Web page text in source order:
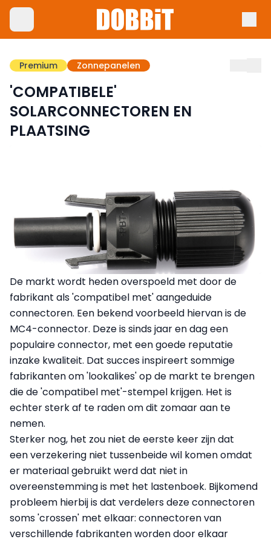
Premium Zonnepanelen
'COMPATIBELE'
SOLARCONNECTOREN EN
PLAATSING
De markt wordt heden overspoeld met door de
fabrikant als 'compatibel met' aangeduide
connectoren. Een bekend voorbeeld hiervan is de
MC4-connector. Deze is sinds jaar en dag een
populaire connector, met een goede reputatie
inzake kwaliteit. Dat succes inspireert sommige
fabrikanten om 'lookalikes' op de markt te brengen
die de 'compatibel met'-stempel krijgen. Het is
echter sterk af te raden om dit zomaar aan te
nemen.
Sterker nog, het zou niet de eerste keer zijn dat
een verzekering niet tussenbeide wil komen omdat
er materiaal gebruikt werd dat niet in
overeenstemming is met het lastenboek. Bijkomend
probleem hierbij is dat verdelers deze connectoren
soms 'crossen' met elkaar: connectoren van
verschillende fabrikanten worden door elkaar